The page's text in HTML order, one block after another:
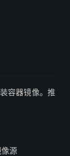
容器镜像。推
源